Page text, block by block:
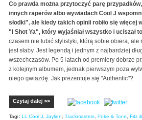
Co prawda można przytoczyć parę
innych raperów albo wywiadach Cool J
słodki", ale kiedy takich opinii robiło się więcej
"I Shot Ya", który wyjaśniał wszystko i uciszał
czasem nie lubić stylistyki, którą sobie obiera, ale
jest słaby. Jest legendą i jednym z najbardziej
wszechczasów. Po 5 latach od premiery dobrze
z kolejnym albumem, jednak pierwszym poza
niego gwiazdę. Jak prezentuje się "Authentic"?
Czytaj dalej >>
Tagi: LL Cool J, Jaylien, Trackmasters, Poke & Tone, Fitz